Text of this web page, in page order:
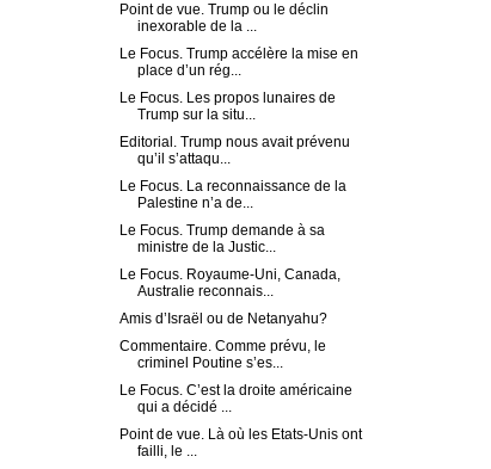
Point de vue. Trump ou le déclin
inexorable de la ...
Le Focus. Trump accélère la mise en
place d’un rég...
Le Focus. Les propos lunaires de
Trump sur la situ...
Editorial. Trump nous avait prévenu
qu’il s’attaqu...
Le Focus. La reconnaissance de la
Palestine n’a de...
Le Focus. Trump demande à sa
ministre de la Justic...
Le Focus. Royaume-Uni, Canada,
Australie reconnais...
Amis d’Israël ou de Netanyahu?
Commentaire. Comme prévu, le
criminel Poutine s’es...
Le Focus. C’est la droite américaine
qui a décidé ...
Point de vue. Là où les Etats-Unis ont
failli, le ...